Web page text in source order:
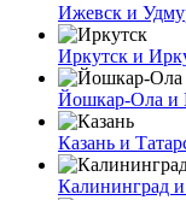
Ижевск и
Иркутск и
Йошкар-Ола и
Казань и
Калининград и